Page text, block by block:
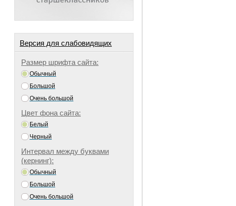
Версия для слабовидящих
Размер шрифта сайта:
Обычный
Большой
Очень большой
Цвет фона сайта:
Белый
Черный
Интервал между буквами
(кернинг):
Обычный
Большой
Очень большой